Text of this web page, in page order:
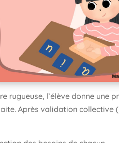
rugueuse, l’élève donne
Après validation collective